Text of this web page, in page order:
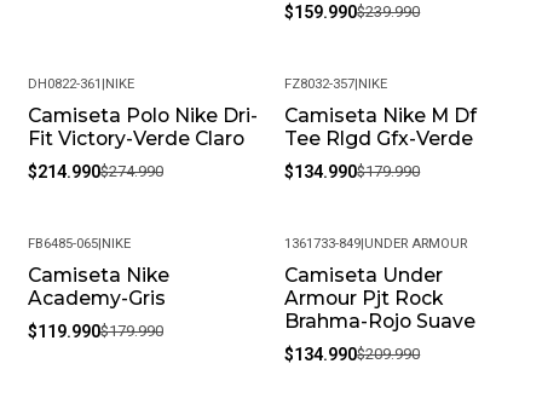
$159.990$239.990
-22%
DH0822-361 NIKE
Camiseta Polo Nike Dri-
Fit Victory-Verde Claro
$214.990$274.990
-25%
FZ8032-357 NIKE
Camiseta Nike M Df
Tee Rlgd Gfx-Verde
$134.990$179.990
-33%
FB6485-065| NIKE
Camiseta Nike
Academy-Gris
$119.990$179.990
-36%
1361733-849 UNDER ARMOUR
Camiseta Under
Armour Pjt Rock
Brahma-Rojo Suave
$134.990$209.990